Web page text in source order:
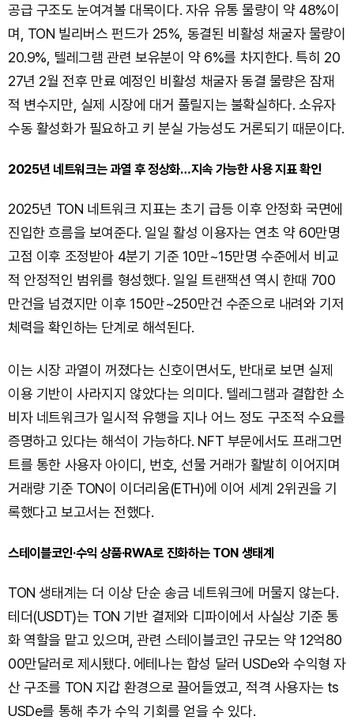
공급 구조도 눈여겨볼 대목이다. 자유 유통 물량이 약 48%이
며, TON 빌리버스 펀드가 25%, 동결된 비활성 채굴자 물량이
20.9%, 텔레그램 관련 보유분이 약 6%를 차지한다. 특히 20
27년 2월 전후 만료 예정인 비활성 채굴자 동결 물량은 잠재
적 변수지만, 실제 시장에 대거 풀릴지는 불확실하다. 소유자
수동 활성화가 필요하고 키 분실 가능성도 거론되기 때문이다.
2025년 네트워크는 과열 후 정상화…지속 가능한 사용 지표 확인
2025년 TON 네트워크 지표는 초기 급등 이후 안정화 국면에
진입한 흐름을 보여준다. 일일 활성 이용자는 연초 약 60만명
고점 이후 조정받아 4분기 기준 10만~15만명 수준에서 비교
적 안정적인 범위를 형성했다. 일일 트랜잭션 역시 한때 700
만건을 넘겼지만 이후 150만~250만건 수준으로 내려와 기저
체력을 확인하는 단계로 해석된다.
이는 시장 과열이 꺼졌다는 신호이면서도, 반대로 보면 실제
이용 기반이 사라지지 않았다는 의미다. 텔레그램과 결합한 소
비자 네트워크가 일시적 유행을 지나 어느 정도 구조적 수요를
증명하고 있다는 해석이 가능하다. NFT 부문에서도 프래그먼
트를 통한 사용자 아이디, 번호, 선물 거래가 활발히 이어지며
거래량 기준 TON이 이더리움(ETH)에 이어 세계 2위권을 기
록했다고 보고서는 전했다.
스테이블코인·수익 상품·RWA로 진화하는 TON 생태계
TON 생태계는 더 이상 단순 송금 네트워크에 머물지 않는다.
테더(USDT)는 TON 기반 결제와 디파이에서 사실상 기준 통
화 역할을 맡고 있으며, 관련 스테이블코인 규모는 약 12억80
00만달러로 제시됐다. 에테나는 합성 달러 USDe와 수익형 자
산 구조를 TON 지갑 환경으로 끌어들였고, 적격 사용자는 ts
USDe를 통해 추가 수익 기회를 얻을 수 있다.